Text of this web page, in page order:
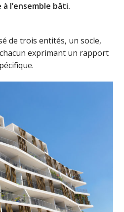
l’ensemble bâti.
de trois entités, un socle,
exprimant un rapport